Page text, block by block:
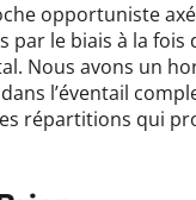
opportuniste
le biais à la fois
Nous avons un
l’éventail
répartitions qui